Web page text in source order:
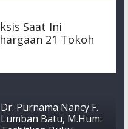
Saat Ini
21 Tokoh
Dr. Purnama Nancy F.
Lumban Batu, M.Hum: